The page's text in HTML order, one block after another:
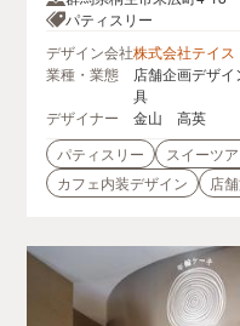
パティスリー
デザイン会社株式会社テイ
業種・業態
店舗企画デザ
具
デザイナー
金山 高英
パティスリー
スイーツ
カフェ内装デザイン
店